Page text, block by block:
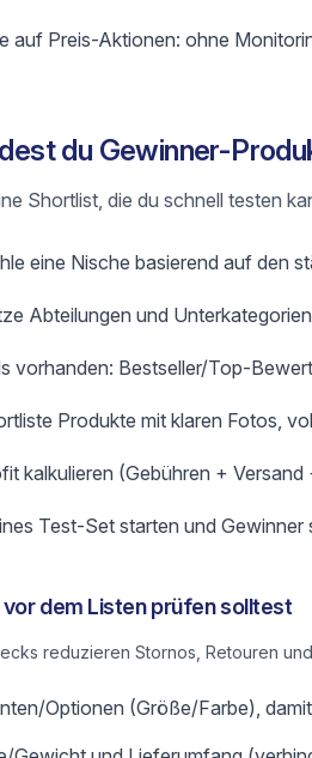
auf Preis-Aktionen: ohne
du Gewinner-
Shortlist, die du schnell testen
eine Nische basierend auf den
Abteilungen und
vorhanden: Bestseller/Top-
Produkte mit klaren Fotos,
kalkulieren (Gebühren +
Test-Set starten und
vor dem Listen prüfen solltest
reduzieren Stornos, Retouren
Optionen (Größe/Farbe),